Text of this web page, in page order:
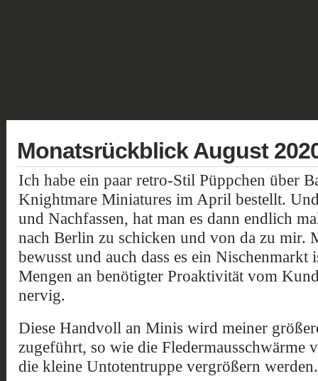
Monatsrückblick August
Ich habe ein paar retro-Stil Püppchen über
Knightmare Miniatures im April bestellt.
und Nachfassen, hat man es dann endlich
nach Berlin zu schicken und von da zu mir.
bewusst und auch dass es ein Nischenmarkt
Mengen an benötigter Proaktivität vom
nervig.
Diese Handvoll an Minis wird meiner
zugeführt, so wie die Fledermausschwärme
die kleine Untotentruppe vergrößern werden.